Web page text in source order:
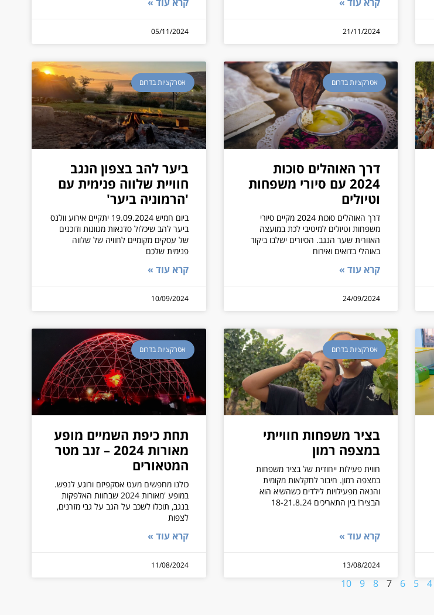
21/11/2024
05/11/2024
אטרקציות בדרום
דרך האוהלים סוכות
2024 עם סיורי משפחות
וטיולים
דרך האוהלים סוכות 2024 מקיים סיורי
משפחות וטיולים למיטיבי לכת במועצה
האזורית שער הנגב. הסיורים ישלבו ביקור
באוהלי בדואים ואירוח
קרא עוד »
24/09/2024
אטרקציות בדרום
ביער להב בצפון הנגב
חוויית שלווה פנימית עם
'הרמוניה ביער'
ביום חמיש 19.09.2024 יתקיים אירוע וולנס
ביער להב שיכלול סדנאות מגוונות ודוכנים
של עסקים מקומיים לחוויה של שלווה
פנימית שלכם
קרא עוד »
10/09/2024
אטרקציות בדרום
בציר משפחות חווייתי
במצפה רמון
חווית פעילות ייחודית של בציר משפחות
במצפה רמון. חיבור לחקלאות מקומית
והנאה מפעילויות לילדים כשהשיא הוא
הבציר! בין התאריכים 18-21.8.24
קרא עוד »
13/08/2024
אטרקציות בדרום
תחת כיפת השמיים מופע
מאורות 2024 – זנב מטר
המטאורים
כולנו מחפשים מעט אסקפיזם ורוגע לנפש.
במופע 'מאורות 2024 שבחוות האלפקות
בנגב, תוכלו לשכב על הגב על גבי מזרנים,
לצפות
קרא עוד »
11/08/2024
4
5
6
7
8
9
10